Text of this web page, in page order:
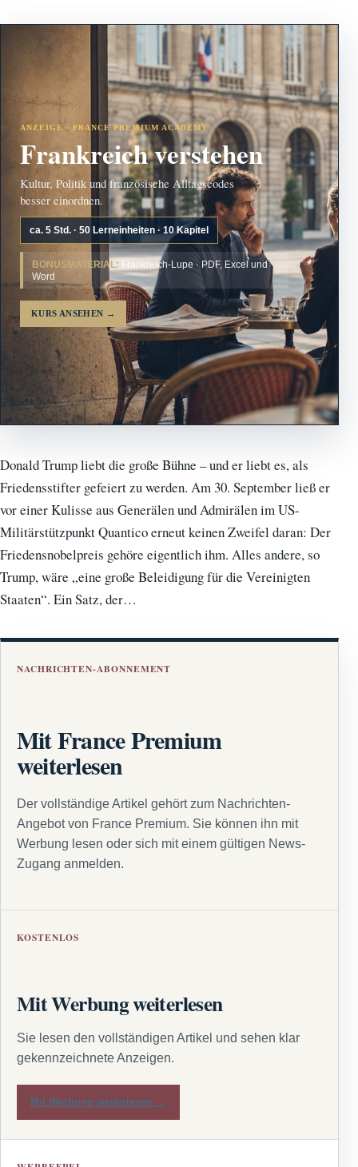
ANZEIGE · FRANCE PREMIUM ACADEMY
Frankreich verstehen
Kultur, Politik und französische Alltagscodes
besser einordnen.
ca. 5 Std. · 50 Lerneinheiten · 10 Kapitel
BONUSMATERIAL: Frankreich-Lupe · PDF, Excel und
Word
KURS ANSEHEN →
Donald Trump liebt die große Bühne – und er liebt es, als
Friedensstifter gefeiert zu werden. Am 30. September ließ er
vor einer Kulisse aus Generälen und Admirälen im US-
Militärstützpunkt Quantico erneut keinen Zweifel daran: Der
Friedensnobelpreis gehöre eigentlich ihm. Alles andere, so
Trump, wäre „eine große Beleidigung für die Vereinigten
Staaten“. Ein Satz, der…
NACHRICHTEN-ABONNEMENT
Mit France Premium
weiterlesen
Der vollständige Artikel gehört zum Nachrichten-
Angebot von France Premium. Sie können ihn mit
Werbung lesen oder sich mit einem gültigen News-
Zugang anmelden.
KOSTENLOS
Mit Werbung weiterlesen
Sie lesen den vollständigen Artikel und sehen klar
gekennzeichnete Anzeigen.
Mit Werbung weiterlesen →